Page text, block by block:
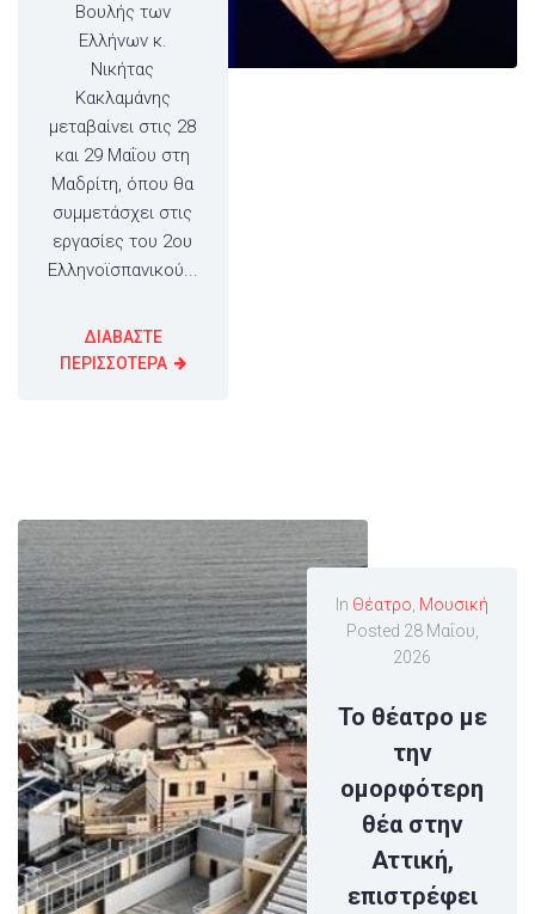
Βουλής των
Ελλήνων κ.
Νικήτας
Κακλαμάνης
μεταβαίνει στις 28
και 29 Μαΐου στη
Μαδρίτη, όπου θα
συμμετάσχει στις
εργασίες του 2ου
Ελληνοϊσπανικού...
ΔΙΑΒΑΣΤΕ
ΠΕΡΙΣΣΟΤΕΡΑ
In Θέατρο Μουσική
Posted 28 Μαΐου,
2026
Το θέατρο με
την
ομορφότερη
θέα στην
Αττική,
επιστρέφει